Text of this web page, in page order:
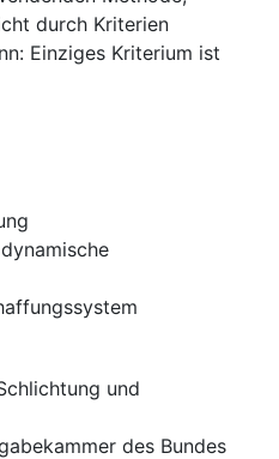
durch Kriterien
: Einziges Kriterium ist
und
des Bundes